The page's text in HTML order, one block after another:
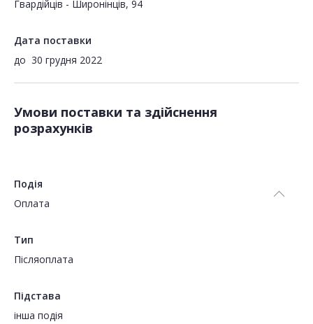
Гвардійців - Широнінців, 94
Дата поставки
до 30 грудня 2022
Умови поставки та здійснення
розрахунків
Подія
Оплата
Тип
Пiсляоплата
Підстава
інша подія